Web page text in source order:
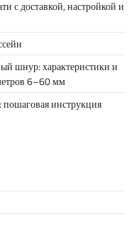
с доставкой, настройкой и
шнур: характеристики и
6–60 мм
инструкция